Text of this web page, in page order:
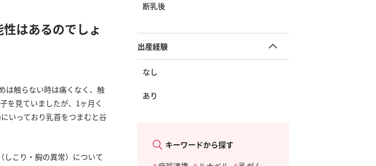
はあるのでしょ
は触らない時は痛くなく、触
を見ていましたが、1ヶ月く
いっており乳首をつまむと谷
しこり・胸の異常）について
断乳後
出産経験
なし
あり
キーワードから探す